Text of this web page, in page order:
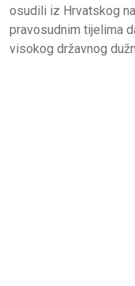
osudili iz Hrvatskog
pravosudnim tijelima
visokog državnog